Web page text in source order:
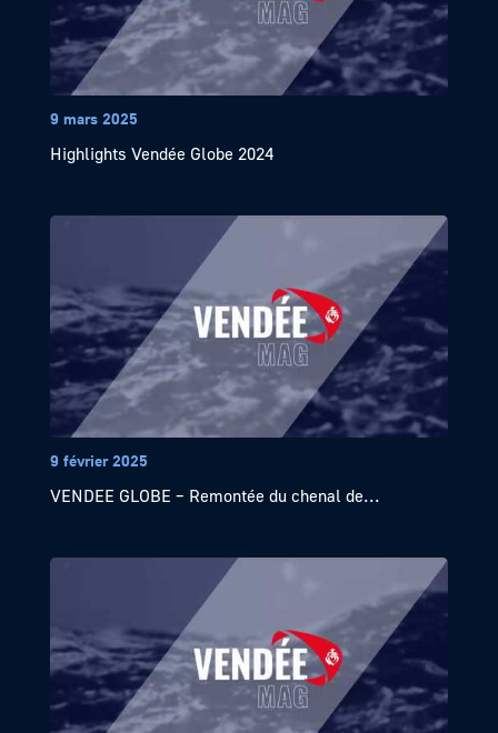
9 mars 2025
Highlights Vendée Globe 2024
9 février 2025
VENDEE GLOBE – Remontée du chenal de...